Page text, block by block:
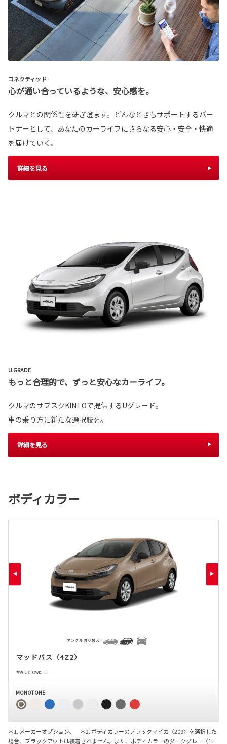
コネクティッド
心が通い合っているような、安心感を。
クルマとの関係性を研ぎ澄ます。どんなときもサポートするパー
トナーとして、あなたのカーライフにさらなる安心・安全・快適
を届けていく。
詳細を見る
U GRADE
もっと合理的で、ずっと安心なカーライフ。
クルマのサブスクKINTOで提供するUグレード。
車の乗り方に新たな選択肢を。
詳細を見る
ボディカラー
マッドバス〈4Z2〉
写真はZ（2WD）。
アングル切り替え
MONOTONE
＊1. メーカーオプション。 ＊2. ボディカラーのブラックマイカ〈209〉を選択した
場合、ブラックアウトは装着されません。また、ボディカラーのダークグレー〈1L